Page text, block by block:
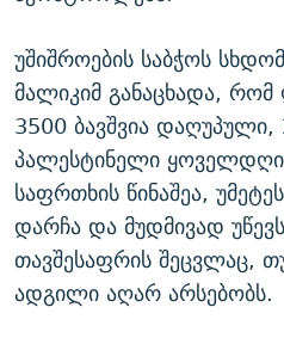
უშიშროების საბჭოს
მალიკიმ განაცხადა, რომ
3500 ბავშვია
პალესტინელი
საფრთხის წინაშეა,
დარჩა და მუდმივად
თავშესაფრის შეცვლაც,
ადგილი აღარ არსებობს.